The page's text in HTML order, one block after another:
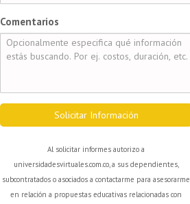
Comentarios
Solicitar Información
Al solicitar informes autorizo a
universidadesvirtuales.com.co, a sus dependientes,
subcontratados o asociados a contactarme para asesorarme
en relación a propuestas educativas relacionadas con